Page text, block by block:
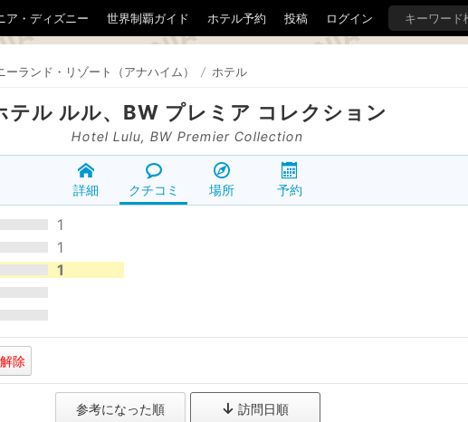
ア・ディズニー 世界制覇ガイド ホテル予約 投稿 ログイン
ーランド・リゾート（アナハイム） / ホテル
テル ルル、BW プレミア コレクション
Hotel Lulu, BW Premier Collection
詳細 クチコミ 場所 予約
1
1
1
除
参考になった順 訪問日順